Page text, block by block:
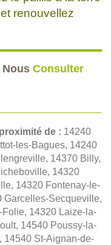
renouvellez
Nous Consulter
de : 14240
les-Bagues, 14240
14370 Billy,
14320
14320 Fontenay-le-
Garcelles-Secqueville,
14320 Laize-la-
14540 Poussy-la-
14540 St-Aignan-de-